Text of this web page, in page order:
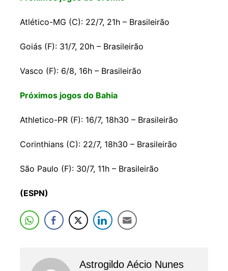
Atlético-MG (C): 22/7, 21h – Brasileirão
Goiás (F): 31/7, 20h – Brasileirão
Vasco (F): 6/8, 16h – Brasileirão
Próximos jogos do Bahia
Athletico-PR (F): 16/7, 18h30 – Brasileirão
Corinthians (C): 22/7, 18h30 – Brasileirão
São Paulo (F): 30/7, 11h – Brasileirão
(ESPN)
Astrogildo Aécio Nunes